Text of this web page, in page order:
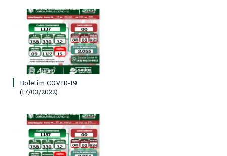
Boletim COVID-19
(17/03/2022)